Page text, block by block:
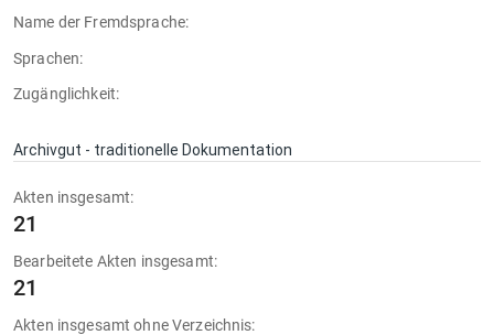
Name der Fremdsprache:
Sprachen:
Zugänglichkeit:
Archivgut - traditionelle Dokumentation
Akten insgesamt:
21
Bearbeitete Akten insgesamt:
21
Akten insgesamt ohne Verzeichnis: